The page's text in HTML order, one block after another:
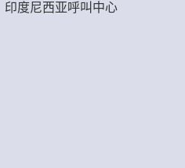
印度尼西亚呼叫中心